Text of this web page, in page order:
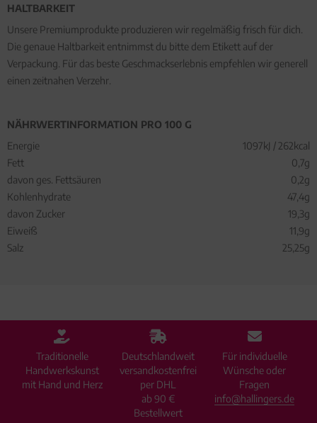
HALTBARKEIT
Unsere Premiumprodukte produzieren wir regelmäßig frisch für dich.
Die genaue Haltbarkeit entnimmst du bitte dem Etikett auf der
Verpackung. Für das beste Geschmackserlebnis empfehlen wir generell
einen zeitnahen Verzehr.
NÄHRWERTINFORMATION PRO 100 G
Energie
1097kJ / 262kcal
Fett
0,7g
davon ges. Fettsäuren
0,2g
Kohlenhydrate
47,4g
davon Zucker
19,3g
Eiweiß
11,9g
Salz
25,25g
Traditionelle
Handwerkskunst
mit Hand und Herz
Deutschlandweit
versandkostenfrei
per DHL
ab 90 €
Bestellwert
Für individuelle
Wünsche oder
Fragen
info@hallingers.de